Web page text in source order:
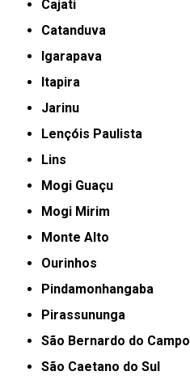
Cajati
Catanduva
Igarapava
Itapira
Jarinu
Lençóis Paulista
Lins
Mogi Guaçu
Mogi Mirim
Monte Alto
Ourinhos
Pindamonhangaba
Pirassununga
São Bernardo do Campo
São Caetano do Sul